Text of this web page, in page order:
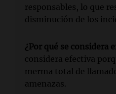
responsables, lo que
disminución de los
¿Por qué se considera
considera efectiva
merma total de
amenazas.